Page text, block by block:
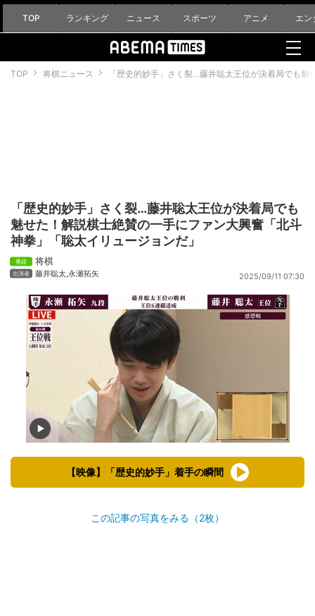
TOP ランキング ニュース スポーツ アニメ エン
TOP 将棋ニュース 「歴史的妙手」さく裂…藤井聡太王位が決着局でも
「歴史的妙手」さく裂…藤井聡太王位が決着局でも
魅せた！解説棋士絶賛の一手にファン大興奮「北斗
神拳」「聡太イリュージョンだ」
将棋
藤井聡太 永瀬拓矢 2025/09/11 07:30
【映像】「歴史的妙手」着手の瞬間
この記事の写真をみる（2枚）